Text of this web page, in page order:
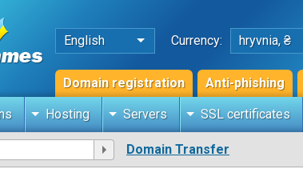
English Currency: hryvnia, ₴
Domain registration Anti-phishing
Hosting Servers SSL certificates
Domain Transfer